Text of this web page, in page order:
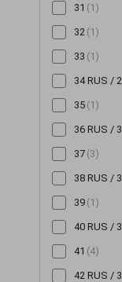
Халати
Худі (95)
Хустинки
Чепчики
Шалі та
Шапки
Шорти
Штани
Шуби
31 (1)
32 (1)
33 (1)
34 RUS /
35 (1)
36 RUS /
37 (3)
38 RUS /
39 (1)
40 RUS /
41 (4)
42 RUS /